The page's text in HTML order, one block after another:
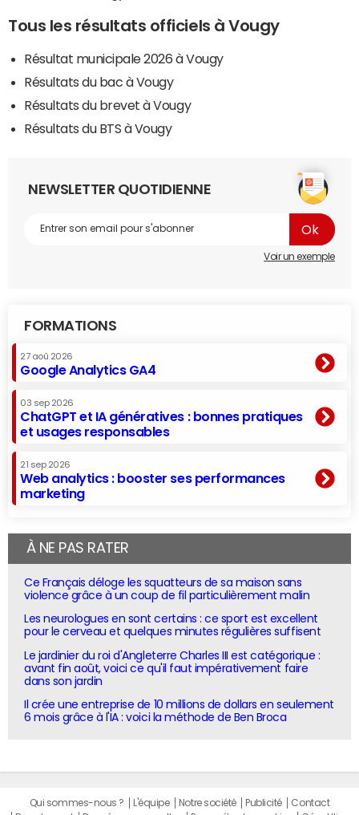
Tous les résultats officiels à Vougy
Résultat municipale 2026 à Vougy
Résultats du bac à Vougy
Résultats du brevet à Vougy
Résultats du BTS à Vougy
NEWSLETTER QUOTIDIENNE
Voir un exemple
FORMATIONS
27 aoû 2026
Google Analytics GA4
03 sep 2026
ChatGPT et IA génératives : bonnes pratiques
et usages responsables
21 sep 2026
Web analytics : booster ses performances
marketing
À NE PAS RATER
Ce Français déloge les squatteurs de sa maison sans
violence grâce à un coup de fil particulièrement malin
Les neurologues en sont certains : ce sport est excellent
pour le cerveau et quelques minutes régulières suffisent
Le jardinier du roi d'Angleterre Charles III est catégorique :
avant fin août, voici ce qu'il faut impérativement faire
dans son jardin
Il crée une entreprise de 10 millions de dollars en seulement
6 mois grâce à l'IA : voici la méthode de Ben Broca
Qui sommes-nous ? L'équipe Notre société Publicité
Contact